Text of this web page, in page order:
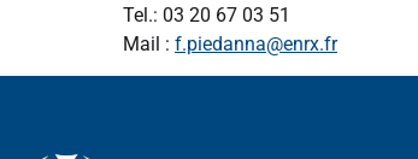
Tel.: 03 20 67 03 51
Mail : f.piedanna@enrx.fr